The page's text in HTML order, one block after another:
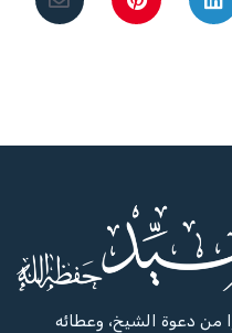
دعوة الشيخ، وعطائه